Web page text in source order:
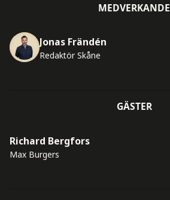
MEDVERKANDE
Jonas Frändén
Redaktör Skåne
GÄSTER
Richard Bergfors
Max Burgers